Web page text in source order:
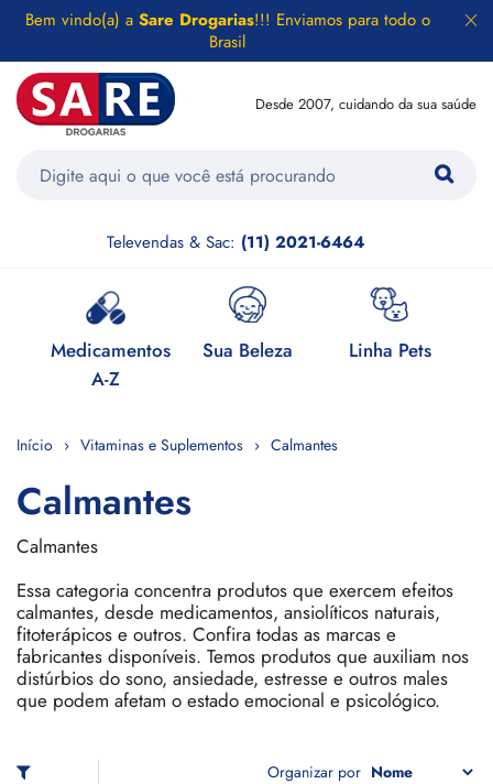
Bem vindo(a) a Sare Drogarias!!! Enviamos para todo o
Brasil
Desde 2007, cuidando da sua saúde
Televendas & Sac: (11) 2021-6464
Medicamentos
A-Z
Sua Beleza Linha Pets
Início Vitaminas e Suplementos Calmantes
Calmantes
Calmantes
Essa categoria concentra produtos que exercem efeitos
calmantes, desde medicamentos, ansiolíticos naturais,
fitoterápicos e outros. Confira todas as marcas e
fabricantes disponíveis. Temos produtos que auxiliam nos
distúrbios do sono, ansiedade, estresse e outros males
que podem afetam o estado emocional e psicológico.
Organizar por